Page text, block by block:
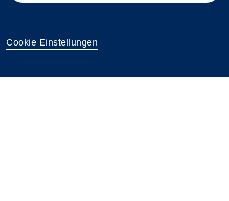
Cookie Einstellungen